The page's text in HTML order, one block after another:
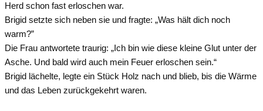
Herd schon fast erloschen war.
Brigid setzte sich neben sie und fragte: „Was hält dich noch
warm?”
Die Frau antwortete traurig: „Ich bin wie diese kleine Glut unter der
Asche. Und bald wird auch mein Feuer erloschen sein.“
Brigid lächelte, legte ein Stück Holz nach und blieb, bis die Wärme
und das Leben zurückgekehrt waren.